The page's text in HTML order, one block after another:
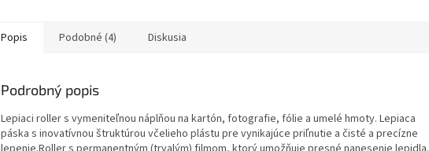
Popis Podobné (4) Diskusia
Podrobný popis
Lepiaci roller s vymeniteľnou náplňou na kartón, fotografie, fólie a umelé hmoty. Lepiaca
páska s inovatívnou štruktúrou včelieho plástu pre vynikajúce priľnutie a čisté a precízne